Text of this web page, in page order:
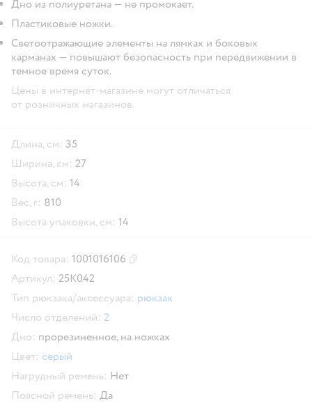
Дно из полиуретана — не промокает.
Пластиковые ножки.
Светоотражающие элементы на лямках и боковых
карманах — повышают безопасность при передвижении в
темное время суток.
Цены в интернет-магазине могут отличаться
от розничных магазинов.
Длина, см: 35
Ширина, см: 27
Высота, см: 14
Вес, г: 810
Высота упаковки, см: 14
Код товара: 1001016106
Артикул: 25K042
Тип рюкзака/аксессуара: рюкзак
Число отделений: 2
Дно: прорезиненное, на ножках
Цвет: серый
Нагрудный ремень: Нет
Поясной ремень: Да